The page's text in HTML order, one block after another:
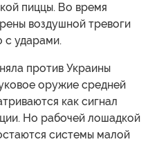
пиццы. Во время
воздушной тревоги
с ударами.
против Украины
оружие средней
как сигнал
Но рабочей лошадкой
системы малой